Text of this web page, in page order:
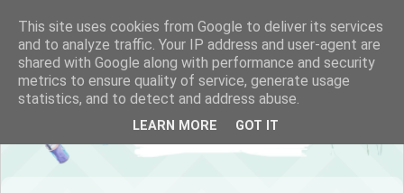
This site uses cookies from Google to deliver its services
and to analyze traffic. Your IP address and user-agent are
shared with Google along with performance and security
metrics to ensure quality of service, generate usage
statistics, and to detect and address abuse.
LEARN MORE GOT IT